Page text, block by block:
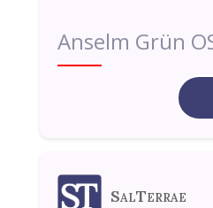
Anselm Grün
SalTerrae